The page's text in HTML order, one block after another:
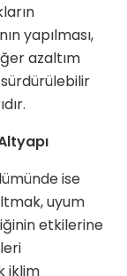
yapılması,
azaltım
ise
uyum
etkilerine
iklim